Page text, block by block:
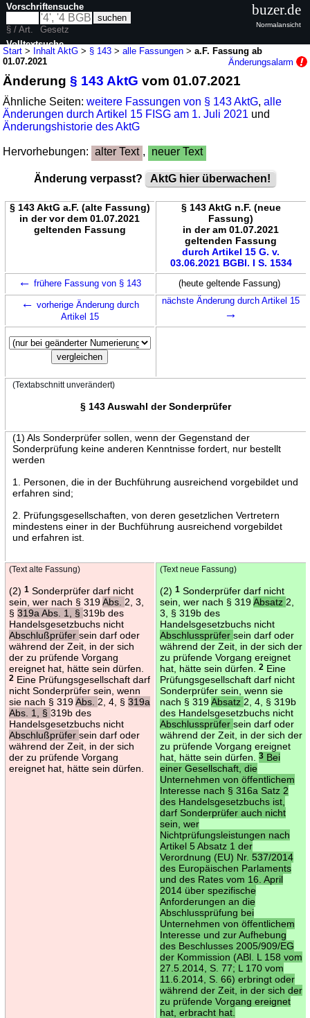
Start > Inhalt AktG > § 143 >alle Fassungen >a.F. Fassung ab
01.07.2021
Änderungsalarm
Änderung§ 143 AktG vom 01.07.2021
Ähnliche Seiten:weitere Fassungen von § 143 AktG,alle
Änderungen durch Artikel 15 FISG am 1. Juli 2021 und
Änderungshistorie des AktG
Hervorhebungen: alter Text , neuer Text
Änderung verpasst? AktG hier überwachen!
§ 143 AktG a.F. (alte Fassung)
in der vor dem 01.07.2021
geltenden Fassung
§ 143 AktG n.F. (neue
Fassung)
in der am 01.07.2021
geltenden Fassung
durch Artikel 15 G. v.
03.06.2021 BGBl. I S. 1534
← frühere Fassung von § 143 (heute geltende Fassung)
← vorherige Änderung durch
Artikel 15
nächste Änderung durch Artikel 15
→
(Textabschnitt unverändert)
§ 143 Auswahl der Sonderprüfer
(1) Als Sonderprüfer sollen, wenn der Gegenstand der
Sonderprüfung keine anderen Kenntnisse fordert, nur bestellt
werden
1. Personen, die in der Buchführung ausreichend vorgebildet und
erfahren sind;
2. Prüfungsgesellschaften, von deren gesetzlichen Vertretern
mindestens einer in der Buchführung ausreichend vorgebildet
und erfahren ist.
(Text alte Fassung)
(2) 1Sonderprüfer darf nicht
sein, wer nach § 319Abs. 2, 3,
§ 319a Abs. 1, § 319b des
Handelsgesetzbuchs nicht
Abschlußprüfer sein darf oder
während der Zeit, in der sich
der zu prüfende Vorgang
ereignet hat, hätte sein dürfen.
2Eine Prüfungsgesellschaft darf
nicht Sonderprüfer sein, wenn
sie nach § 319Abs. 2, 4, § 319a
Abs. 1, § 319b des
Handelsgesetzbuchs nicht
Abschlußprüfer sein darf oder
während der Zeit, in der sich
der zu prüfende Vorgang
ereignet hat, hätte sein dürfen.
(Text neue Fassung)
(2) 1Sonderprüfer darf nicht
sein, wer nach § 319Absatz 2,
3, § 319b des
Handelsgesetzbuchs nicht
Abschlussprüfer sein darf oder
während der Zeit, in der sich der
zu prüfende Vorgang ereignet
hat, hätte sein dürfen.
2Eine
Prüfungsgesellschaft darf nicht
Sonderprüfer sein, wenn sie
nach § 319Absatz 2, 4, § 319b
des Handelsgesetzbuchs nicht
Abschlussprüfer sein darf oder
während der Zeit, in der sich der
zu prüfende Vorgang ereignet
hat, hätte sein dürfen.
3Bei
einer Gesellschaft, die
Unternehmen von öffentlichem
Interesse nach § 316a Satz 2
des Handelsgesetzbuchs ist,
darf Sonderprüfer auch nicht
sein, wer
Nichtprüfungsleistungen nach
Artikel 5 Absatz 1 der
Verordnung (EU) Nr. 537/2014
des Europäischen Parlaments
und des Rates vom 16. April
2014 über spezifische
Anforderungen an die
Abschlussprüfung bei
Unternehmen von öffentlichem
Interesse und zur Aufhebung
des Beschlusses 2005/909/EG
der Kommission (ABl. L 158 vom
27.5.2014, S. 77; L 170 vom
11.6.2014, S. 66) erbringt oder
während der Zeit, in der sich der
zu prüfende Vorgang ereignet
hat, erbracht hat.
Vorschriftensuche
§ / Art.
Gesetz
Volltextsuche
buzer.de
Normalansicht